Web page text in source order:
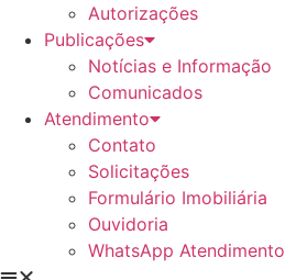
Autorizações
Publicações
Notícias e Informação
Comunicados
Atendimento
Contato
Solicitações
Formulário Imobiliária
Ouvidoria
WhatsApp Atendimento